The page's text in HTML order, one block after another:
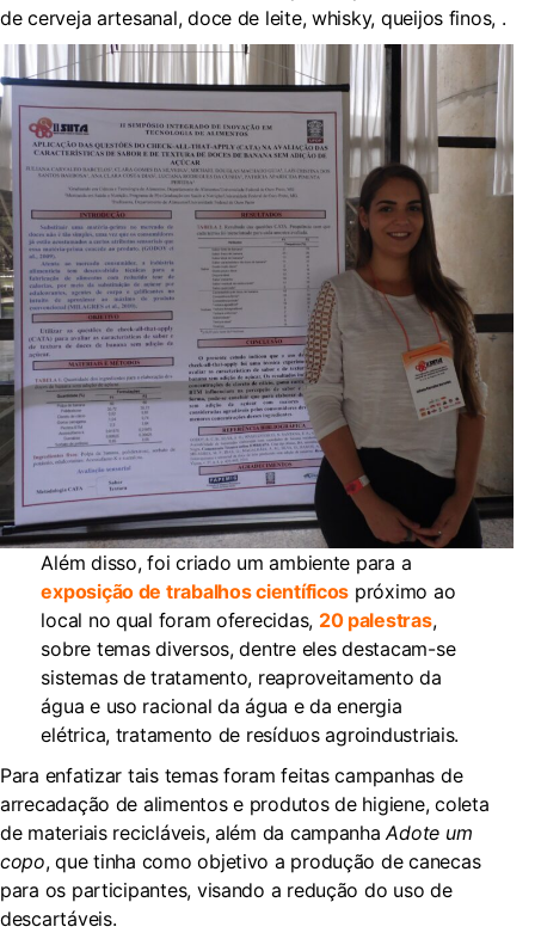
de cerveja artesanal, doce de leite, whisky, queijos finos, .
Além disso, foi criado um ambiente para a
exposição de trabalhos científicos próximo ao
local no qual foram oferecidas, 20 palestras,
sobre temas diversos, dentre eles destacam-se
sistemas de tratamento, reaproveitamento da
água e uso racional da água e da energia
elétrica, tratamento de resíduos agroindustriais.
Para enfatizar tais temas foram feitas campanhas de
arrecadação de alimentos e produtos de higiene, coleta
de materiais recicláveis, além da campanhaAdote um
copo, que tinha como objetivo a produção de canecas
para os participantes, visando a redução do uso de
descartáveis.